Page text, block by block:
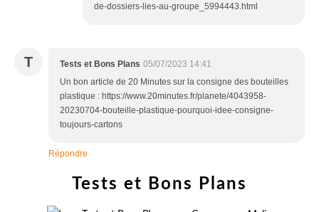
de-dossiers-lies-au-groupe_5994443.html
T Tests et Bons Plans 05/07/2023 14:41
Un bon article de 20 Minutes sur la consigne des bouteilles
plastique : https://www.20minutes.fr/planete/4043958-
20230704-bouteille-plastique-pourquoi-idee-consigne-
toujours-cartons
Répondre
Tests et Bons Plans